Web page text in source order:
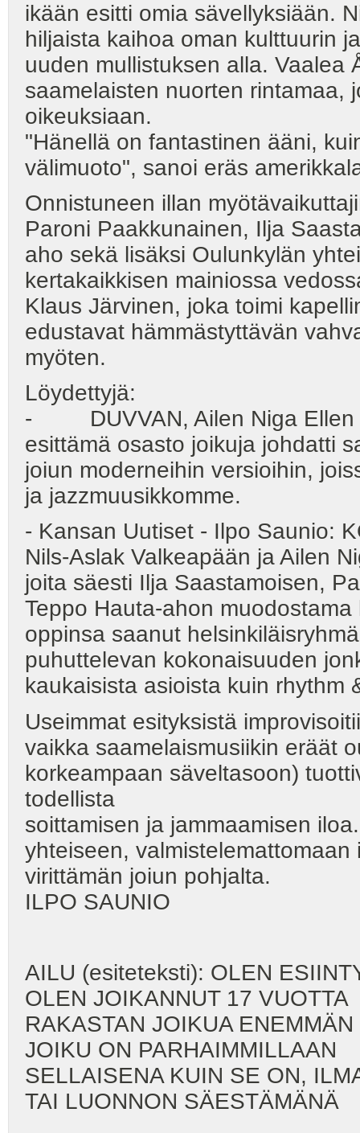
ikään esitti omia sävellyksiään.
hiljaista kaihoa oman kulttuurin
uuden mullistuksen alla. Vaalea
saamelaisten nuorten rintamaa,
oikeuksiaan.
"Hänellä on fantastinen ääni,
välimuoto", sanoi eräs
Onnistuneen illan
Paroni Paakkunainen, Ilja
aho sekä lisäksi Oulunkylän
kertakaikkisen mainiossa
Klaus Järvinen, joka toimi
edustavat hämmästyttävän
myöten.
Löydettyjä:
- DUVVAN, Ailen Niga Ellen
esittämä osasto joikuja johdatti
joiun moderneihin versioihin,
ja jazzmuusikkomme.
- Kansan Uutiset - Ilpo Saunio:
Nils-Aslak Valkeapään ja Ailen
joita säesti Ilja Saastamoisen,
Teppo Hauta-ahon
oppinsa saanut
puhuttelevan kokonaisuuden
kaukaisista asioista kuin rhythm
Useimmat esityksistä
vaikka saamelaismusiikin eräät
korkeampaan säveltasoon)
todellista
soittamisen ja jammaamisen
yhteiseen,
virittämän joiun pohjalta.
ILPO SAUNIO
AILU (esiteteksti): OLEN
OLEN JOIKANNUT 17 VUOTTA
RAKASTAN JOIKUA
JOIKU ON PARHAIMMILLAAN
SELLAISENA KUIN SE ON,
TAI LUONNON SÄESTÄMÄNÄ